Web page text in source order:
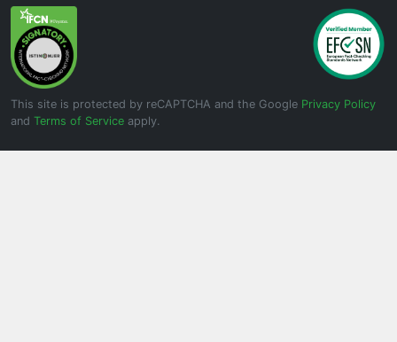
This site is protected by reCAPTCHA and the Google Privacy Policy
and Terms of Service apply.